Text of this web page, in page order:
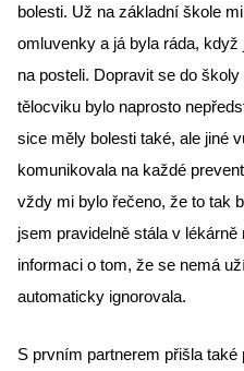
bolesti. Už na základní škole
omluvenky a já byla ráda,
na posteli. Dopravit se do
tělocviku bylo naprosto
sice měly bolesti také, ale jiné
komunikovala na každé
vždy mi bylo řečeno, že to tak
jsem pravidelně stála v
informaci o tom, že se nemá
automaticky ignorovala.
S prvním partnerem přišla také